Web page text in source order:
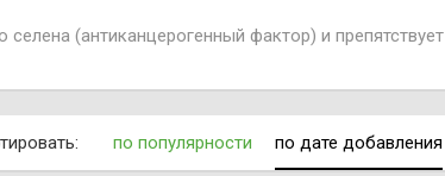
(антиканцерогенный фактор) и
при воспалительных процессах десен,
изо рта.
по популярности по дате добавления